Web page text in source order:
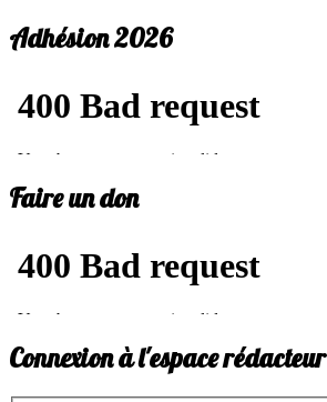
Adhésion 2026
Faire un don
Connexion à l'espace rédacteur